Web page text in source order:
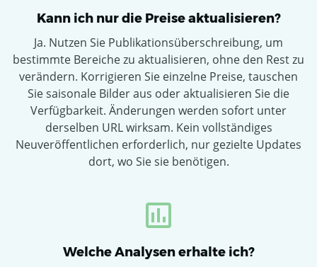
Kann ich nur die Preise aktualisieren?
Ja. Nutzen Sie Publikationsüberschreibung, um
bestimmte Bereiche zu aktualisieren, ohne den Rest zu
verändern. Korrigieren Sie einzelne Preise, tauschen
Sie saisonale Bilder aus oder aktualisieren Sie die
Verfügbarkeit. Änderungen werden sofort unter
derselben URL wirksam. Kein vollständiges
Neuveröffentlichen erforderlich, nur gezielte Updates
dort, wo Sie sie benötigen.
Welche Analysen erhalte ich?